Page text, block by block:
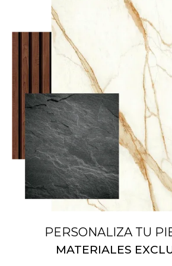
PERSONALIZA TU
MATERIALES